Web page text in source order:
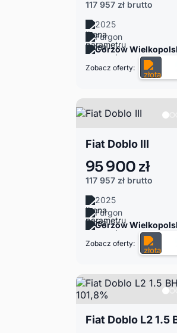
117 957 zł brutto
2025
Furgon
Gorzów
Zobacz oferty:
Fiat Doblo III
95 900 zł
117 957 zł brutto
2025
Furgon
Gorzów
Zobacz oferty: